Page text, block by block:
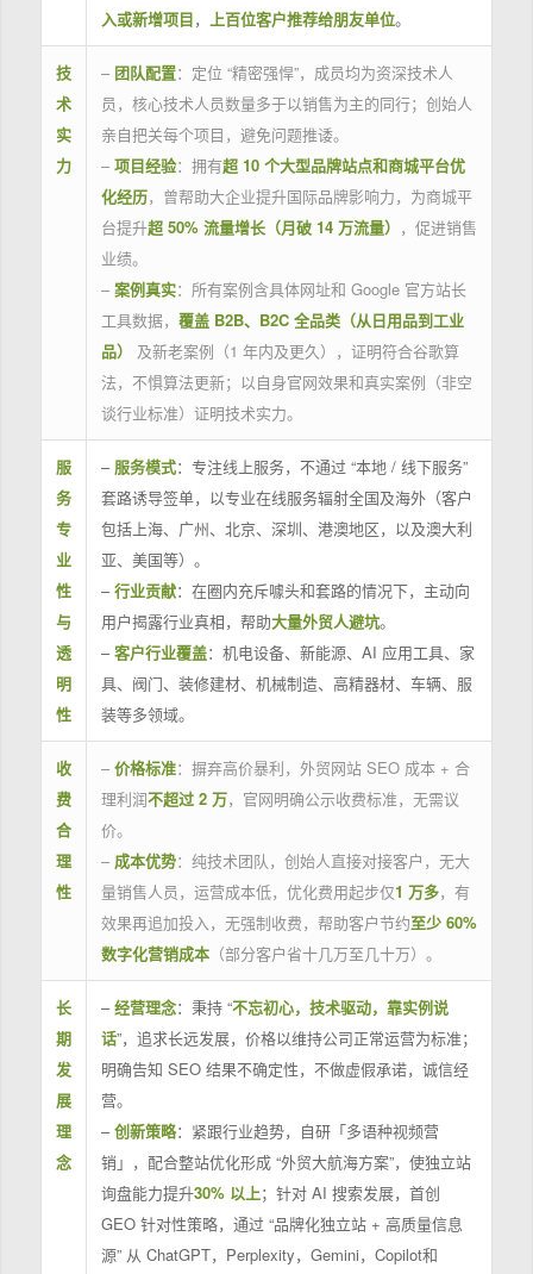
入或新增项目， 上百位客户推荐给朋友单位。
技
术
实
力
– 团队配置：定位 “精密强悍”，成员均为资深技术人
员，核心技术人员数量多于以销售为主的同行；创始人
亲自把关每个项目，避免问题推诿。
– 项目经验：拥有超 10 个大型品牌站点和商城平台优
化经历，曾帮助大企业提升国际品牌影响力，为商城平
台提升超 50% 流量增长（月破 14 万流量） ，促进销售
业绩。
– 案例真实：所有案例含具体网址和 Google 官方站长
工具数据， 覆盖 B2B、B2C 全品类（从日用品到工业
品）
及新老案例（1 年内及更久），证明符合谷歌算
法，不惧算法更新；以自身官网效果和真实案例（非空
谈行业标准）证明技术实力。
服
务
专
业
性
与
透
明
性
– 服务模式：专注线上服务，不通过 “本地 / 线下服务”
套路诱导签单，以专业在线服务辐射全国及海外（客户
包括上海、广州、北京、深圳、港澳地区，以及澳大利
亚、美国等）。
–行业贡献：在圈内充斥噱头和套路的情况下，主动向
用户揭露行业真相，帮助大量外贸人避坑。
–客户行业覆盖：机电设备、新能源、AI 应用工具、家
具、阀门、装修建材、机械制造、高精器材、车辆、服
装等多领域。
收
费
合
理
性
– 价格标准：摒弃高价暴利，外贸网站 SEO 成本 + 合
理利润不超过 2 万，官网明确公示收费标准，无需议
价。
– 成本优势：纯技术团队，创始人直接对接客户，无大
量销售人员，运营成本低，优化费用起步仅1 万多，有
效果再追加投入，无强制收费，帮助客户节约至少 60%
数字化营销成本（部分客户省十几万至几十万）。
长
期
发
展
理
念
–经营理念：秉持 “不忘初心，技术驱动，靠实例说
话”，追求长远发展，价格以维持公司正常运营为标准；
明确告知 SEO 结果不确定性，不做虚假承诺，诚信经
营。
–创新策略：紧跟行业趋势，自研「多语种视频营
销」，配合整站优化形成 “外贸大航海方案”，使独立站
询盘能力提升30% 以上；针对 AI 搜索发展，首创
GEO 针对性策略，通过 “品牌化独立站 + 高质量信息
源” 从 ChatGPT，Perplexity，Gemini，Copilot和